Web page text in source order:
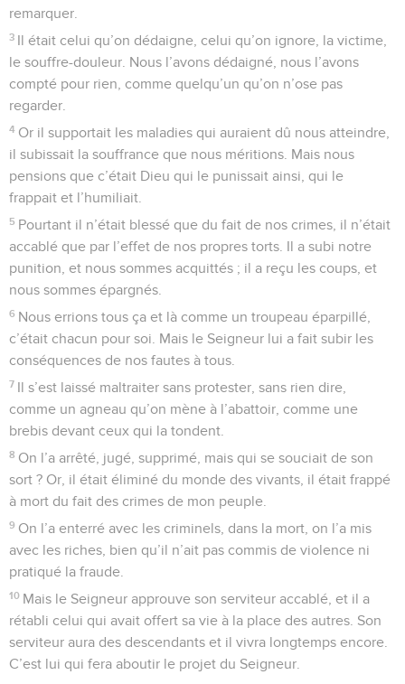
remarquer.
3 Il était celui qu’on dédaigne, celui qu’on ignore, la victime,
le souffre-douleur. Nous l’avons dédaigné, nous l’avons
compté pour rien, comme quelqu’un qu’on n’ose pas
regarder.
4 Or il supportait les maladies qui auraient dû nous atteindre,
il subissait la souffrance que nous méritions. Mais nous
pensions que c’était Dieu qui le punissait ainsi, qui le
frappait et l’humiliait.
5 Pourtant il n’était blessé que du fait de nos crimes, il n’était
accablé que par l’effet de nos propres torts. Il a subi notre
punition, et nous sommes acquittés ; il a reçu les coups, et
nous sommes épargnés.
6 Nous errions tous ça et là comme un troupeau éparpillé,
c’était chacun pour soi. Mais le Seigneur lui a fait subir les
conséquences de nos fautes à tous.
7 Il s’est laissé maltraiter sans protester, sans rien dire,
comme un agneau qu’on mène à l’abattoir, comme une
brebis devant ceux qui la tondent.
8 On l’a arrêté, jugé, supprimé, mais qui se souciait de son
sort ? Or, il était éliminé du monde des vivants, il était frappé
à mort du fait des crimes de mon peuple.
9 On l’a enterré avec les criminels, dans la mort, on l’a mis
avec les riches, bien qu’il n’ait pas commis de violence ni
pratiqué la fraude.
10 Mais le Seigneur approuve son serviteur accablé, et il a
rétabli celui qui avait offert sa vie à la place des autres. Son
serviteur aura des descendants et il vivra longtemps encore.
C’est lui qui fera aboutir le projet du Seigneur.